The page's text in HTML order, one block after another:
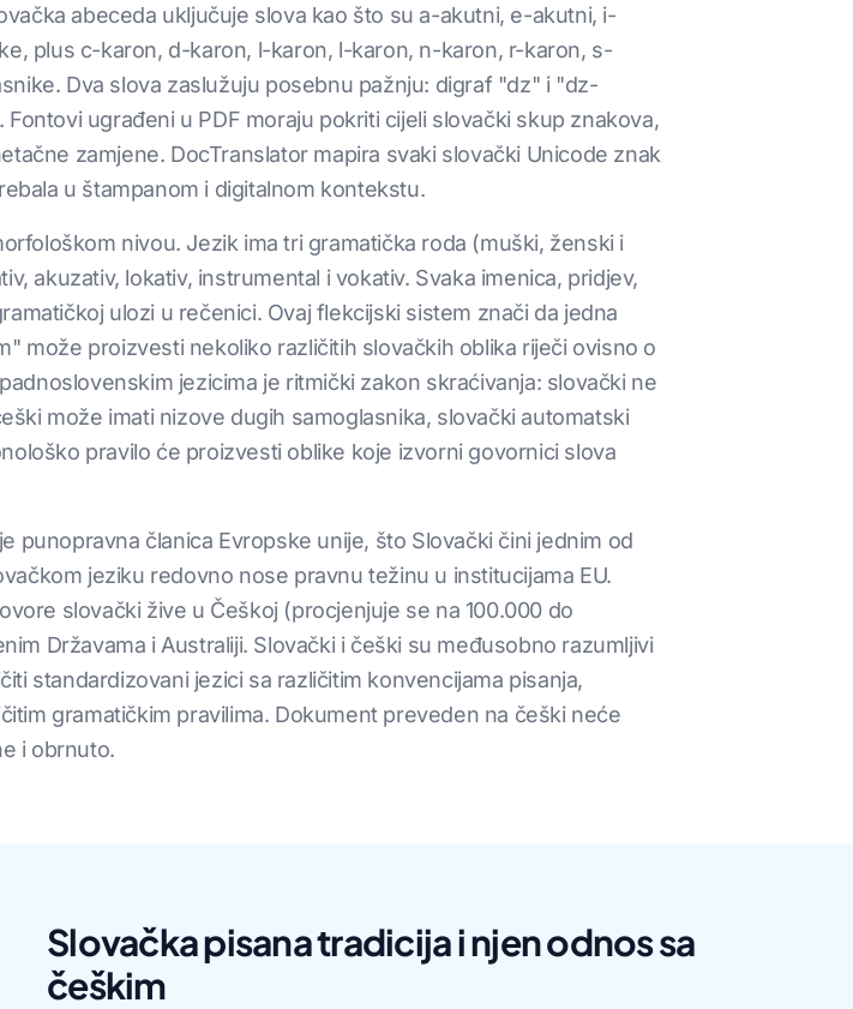
abeceda uključuje slova kao što su a-akutni, e-akutni, i-
plus c-karon, d-karon, l-karon, l-karon, n-karon, r-karon, s-
Dva slova zaslužuju posebnu pažnju: digraf "dz" i "dz-
ugrađeni u PDF moraju pokriti cijeli slovački skup znakova,
zamjene. DocTranslator mapira svaki slovački Unicode znak
u štampanom i digitalnom kontekstu.
nivou. Jezik ima tri gramatička roda (muški, ženski i
akuzativ, lokativ, instrumental i vokativ. Svaka imenica, pridjev,
ulozi u rečenici. Ovaj flekcijski sistem znači da jedna
može proizvesti nekoliko različitih slovačkih oblika riječi ovisno o
jezicima je ritmički zakon skraćivanja: slovački ne
može imati nizove dugih samoglasnika, slovački automatski
pravilo će proizvesti oblike koje izvorni govornici slova
punopravna članica Evropske unije, što Slovački čini jednim od
jeziku redovno nose pravnu težinu u institucijama EU.
slovački žive u Češkoj (procjenjuje se na 100.000 do
Državama i Australiji. Slovački i češki su međusobno razumljivi
standardizovani jezici sa različitim konvencijama pisanja,
gramatičkim pravilima. Dokument preveden na češki neće
i obrnuto.
Slovačka pisana tradicija i njen odnos sa
češkim